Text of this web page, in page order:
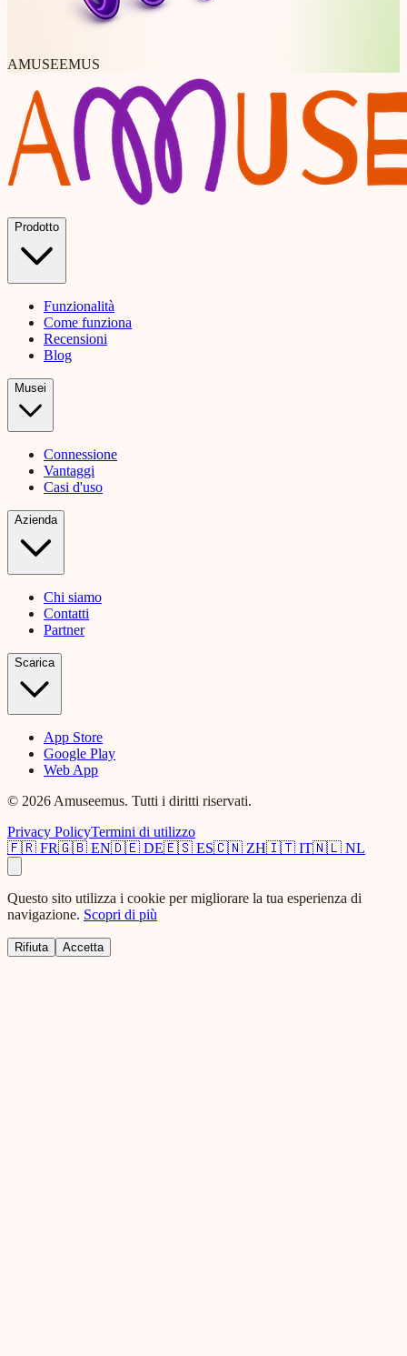
AMUSEEMUS
Prodotto
Funzionalità
Come funziona
Recensioni
Blog
Musei
Connessione
Vantaggi
Casi d'uso
Azienda
Chi siamo
Contatti
Partner
Scarica
App Store
Google Play
Web App
© 2026 Amuseemus. Tutti i diritti riservati.
Privacy PolicyTermini di utilizzo
🇫🇷 FR🇬🇧 EN🇩🇪 DE🇪🇸 ES🇨🇳 ZH🇮🇹 IT🇳🇱 NL
Questo sito utilizza i cookie per migliorare la tua esperienza di
navigazione. Scopri di più
Rifiuta Accetta